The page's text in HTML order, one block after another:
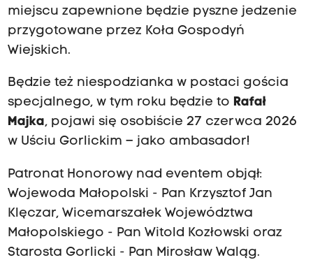
miejscu zapewnione będzie pyszne jedzenie
przygotowane przez Koła Gospodyń
Wiejskich.
Będzie też niespodzianka w postaci gościa
specjalnego, w tym roku będzie to Rafał
Majka, pojawi się osobiście 27 czerwca 2026
w Uściu Gorlickim – jako ambasador!
Patronat Honorowy nad eventem objął:
Wojewoda Małopolski - Pan Krzysztof Jan
Klęczar, Wicemarszałek Województwa
Małopolskiego - Pan Witold Kozłowski oraz
Starosta Gorlicki - Pan Mirosław Waląg.